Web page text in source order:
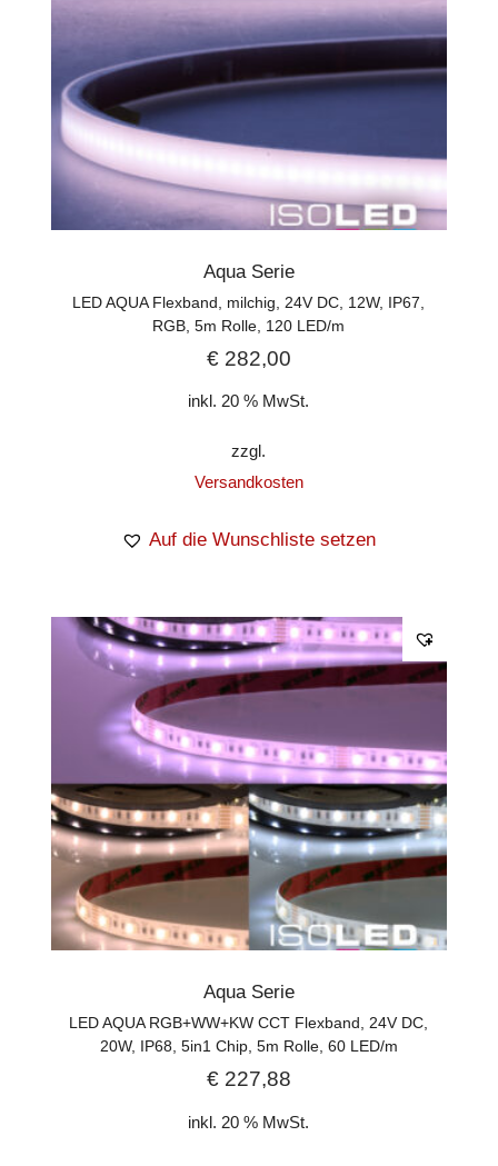
Aqua Serie
LED AQUA Flexband, milchig, 24V DC, 12W, IP67,
RGB, 5m Rolle, 120 LED/m
€282,00
inkl. 20 % MwSt.
zzgl.
Versandkosten
Auf die Wunschliste setzen
Aqua Serie
LED AQUA RGB+WW+KW CCT Flexband, 24V DC,
20W, IP68, 5in1 Chip, 5m Rolle, 60 LED/m
€227,88
inkl. 20 % MwSt.